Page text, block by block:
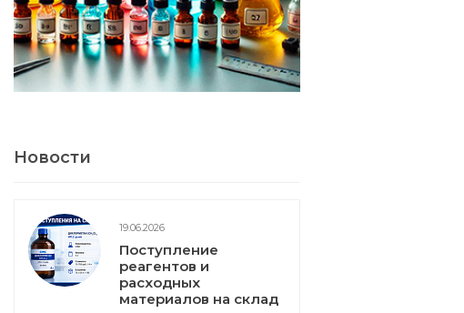
Новости
19.06.2026
Поступление
реагентов и
расходных
материалов на склад